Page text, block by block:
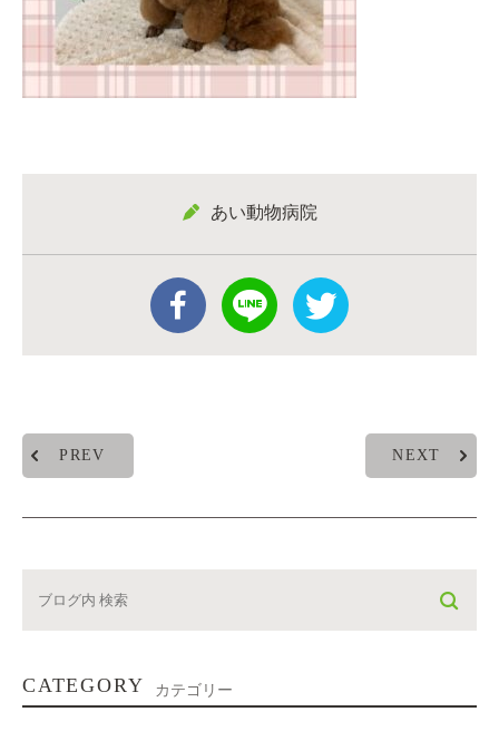
あい動物病院
PREV NEXT
CATEGORY カテゴリー